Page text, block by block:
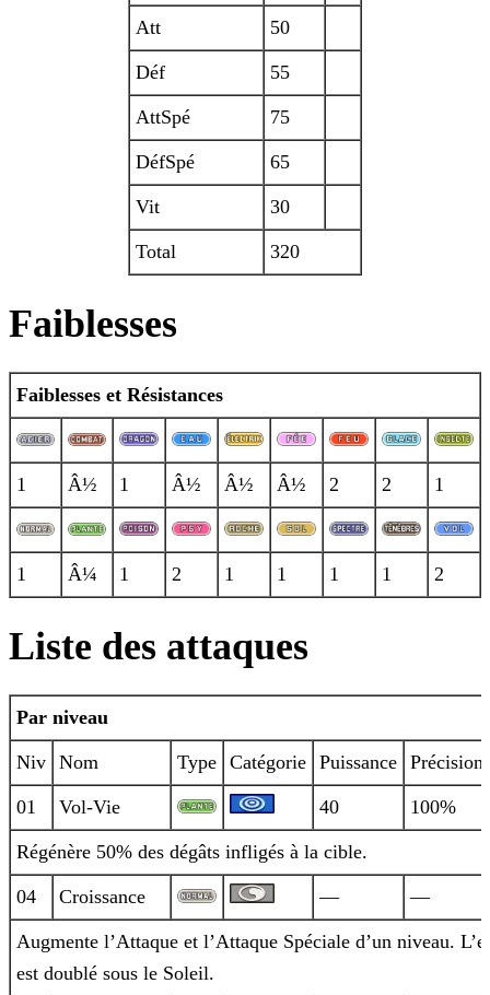
Att 50
Déf 55
AttSpé 75
DéfSpé 65
Vit 30
Total 320
Faiblesses
Faiblesses et Résistances
1 Â½ 1 Â½ Â½ Â½ 2 2 1
1 Â¼ 1 2 1 1 1 1 2
Liste des attaques
Par niveau
Niv Nom Type Catégorie Puissance Précision
01 Vol-Vie 40 100%
Régénère 50% des dégâts infligés à la cible.
04 Croissance — —
Augmente l’Attaque et l’Attaque Spéciale d’un niveau.
est doublé sous le Soleil.